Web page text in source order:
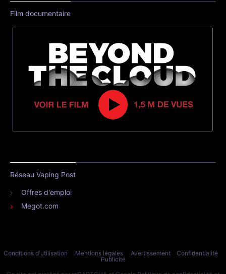
Film documentaire
Réseau Vaping Post
Offres d'emploi
Megot.com
Conditions d'utilisation Mentions légales Avertissement
Confidentialité
Publicité